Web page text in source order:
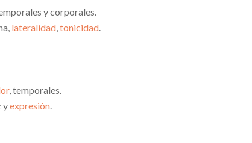
y corporales.
lateralidad,tonicidad.
, temporales.
yexpresión.